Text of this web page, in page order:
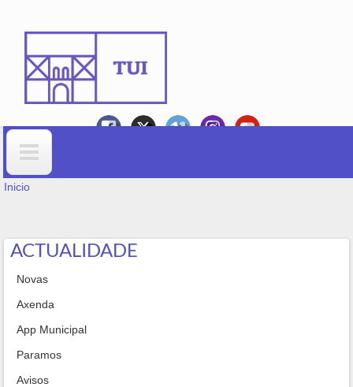
Formulario de busca
VOSTEDE ESTÁ AQUÍ
Inicio
ACTUALIDADE
Novas
Axenda
App Municipal
Paramos
Avisos